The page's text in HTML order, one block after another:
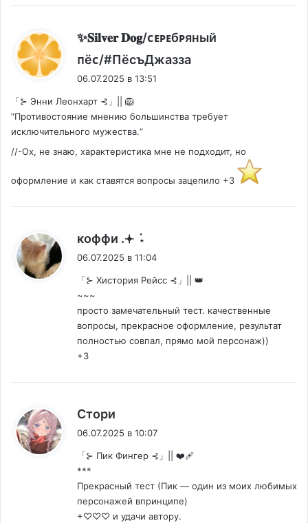
✨️𝐒𝐢𝐥𝐯𝐞𝐫 𝐃𝐨𝐠/ᴄᴇᴩᴇбᴩяный
ᴨёᴄ/#ПёсъДжазза
06.07.2025 в 13:51
「⊱ Энни Леонхарт ⊰」|| 🦁
“Противостояние мнению большинства требует
исключительного мужества.“
//-Ох, не знаю, характеристика мне не подходит, но
оформление и как ставятся вопросы зацепило +3
коффи .𖥔 ݁ ˖
06.07.2025 в 11:04
「⊱ Хистория Рейсс ⊰」|| 👑
~~~
просто замечательный тест. качественные
вопросы, прекрасное оформление, результат
полностью совпал, прямо мой персонаж))
+3
Стори
06.07.2025 в 10:07
「⊱ Пик Фингер ⊰」|| ❤️‍🩹
***
Прекрасный тест (Пик — один из моих любимых
персонажей впринципе)
+♡♡♡ и удачи автору.